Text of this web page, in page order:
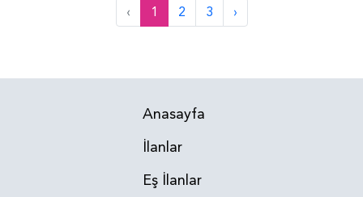
‹ 1 2 3 ›
Anasayfa
İlanlar
Eş İlanlar